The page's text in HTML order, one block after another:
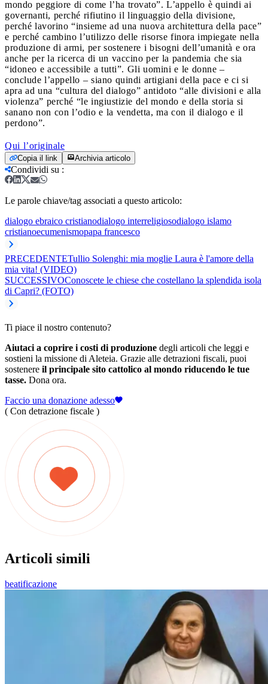
mondo peggiore di come l’ha trovato”. L’appello è quindi ai
governanti, perché rifiutino il linguaggio della divisione,
perché lavorino “insieme ad una nuova architettura della pace”
e perché cambino l’utilizzo delle risorse finora impiegate nella
produzione di armi, per sostenere i bisogni dell’umanità e ora
anche per la ricerca di un vaccino per la pandemia che sia
“idoneo e accessibile a tutti”. Gli uomini e le donne –
conclude l’appello – siano quindi artigiani della pace e ci si
apra ad una “cultura del dialogo” antidoto “alle divisioni e alla
violenza” perché “le ingiustizie del mondo e della storia si
sanano non con l’odio e la vendetta, ma con il dialogo e il
perdono”.
Qui l’originale
Copia il link Archivia articolo
Condividi su :
Le parole chiave/tag associati a questo articolo:
dialogo ebraico cristianodialogo interreligiosodialogo islamo
cristianoecumenismopapa francesco
PRECEDENTETullio Solenghi: mia moglie Laura è l'amore della
mia vita! (VIDEO)
SUCCESSIVOConoscete le chiese che costellano la splendida isola
di Capri? (FOTO)
Ti piace il nostro contenuto?
Aiutaci a coprire i costi di produzione degli articoli che leggi e
sostieni la missione di Aleteia. Grazie alle detrazioni fiscali, puoi
sostenere il principale sito cattolico al mondo riducendo le tue
tasse. Dona ora.
Faccio una donazione adesso
( Con detrazione fiscale )
Articoli simili
beatificazione